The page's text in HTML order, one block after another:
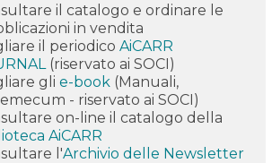
il catalogo e ordinare le
in vendita
il periodico AiCARR
(riservato ai SOCI)
gli e-book (Manuali,
- riservato ai SOCI)
on-line il catalogo della
AiCARR
l'Archivio delle Newsletter